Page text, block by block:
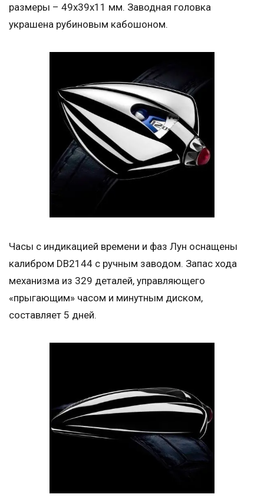
размеры – 49х39х11 мм. Заводная головка
украшена рубиновым кабошоном.
Часы с индикацией времени и фаз Лун оснащены
калибром DB2144 с ручным заводом. Запас хода
механизма из 329 деталей, управляющего
«прыгающим» часом и минутным диском,
составляет 5 дней.